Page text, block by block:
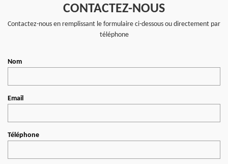
CONTACTEZ-NOUS
Contactez-nous en remplissant le formulaire ci-dessous ou directement par
téléphone
Nom
Email
Téléphone